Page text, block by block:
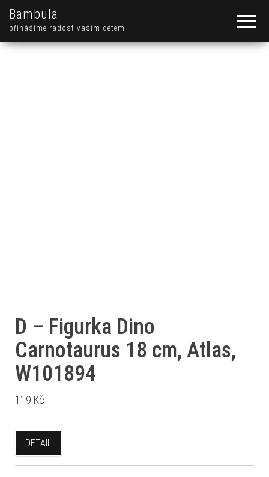
Bambula
přinášíme radost vašim dětem
D – Figurka Dino
Carnotaurus 18 cm, Atlas,
W101894
119 Kč
DETAIL